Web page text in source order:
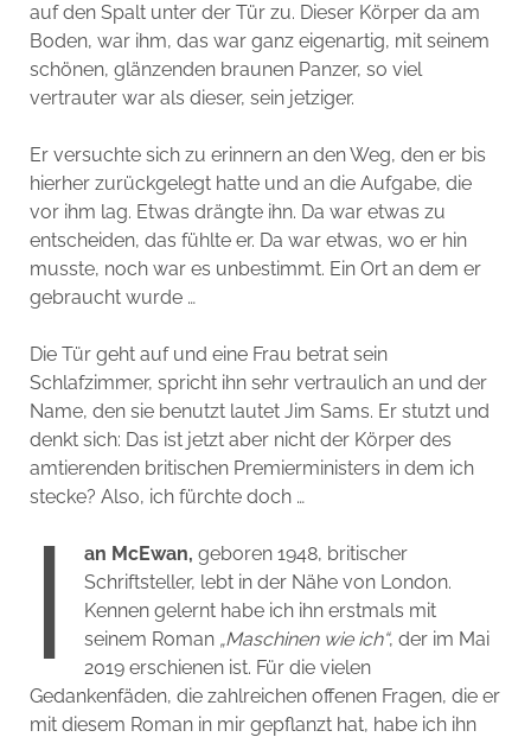
auf den Spalt unter der Tür zu. Dieser Körper da am
Boden, war ihm, das war ganz eigenartig, mit seinem
schönen, glänzenden braunen Panzer, so viel
vertrauter war als dieser, sein jetziger.
Er versuchte sich zu erinnern an den Weg, den er bis
hierher zurückgelegt hatte und an die Aufgabe, die
vor ihm lag. Etwas drängte ihn. Da war etwas zu
entscheiden, das fühlte er. Da war etwas, wo er hin
musste, noch war es unbestimmt. Ein Ort an dem er
gebraucht wurde …
Die Tür geht auf und eine Frau betrat sein
Schlafzimmer, spricht ihn sehr vertraulich an und der
Name, den sie benutzt lautet Jim Sams. Er stutzt und
denkt sich: Das ist jetzt aber nicht der Körper des
amtierenden britischen Premierministers in dem ich
stecke? Also, ich fürchte doch …
I an McEwan,geboren 1948, britischer
Schriftsteller, lebt in der Nähe von London.
Kennen gelernt habe ich ihn erstmals mit
seinem Roman „Maschinen wie ich“, der im Mai
2019 erschienen ist. Für die vielen
Gedankenfäden, die zahlreichen offenen Fragen, die er
mit diesem Roman in mir gepflanzt hat, habe ich ihn